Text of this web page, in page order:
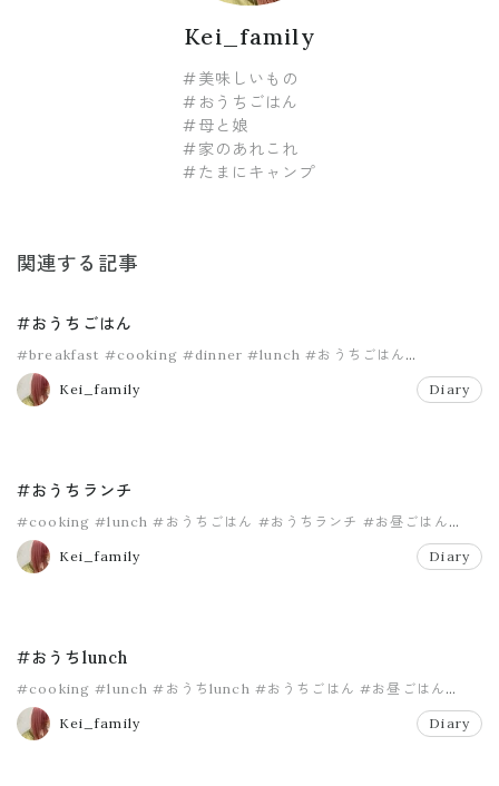
Kei_family
#美味しいもの
#おうちごはん
#母と娘
#家のあれこれ
#たまにキャンプ
関連する記事
#おうちごはん
#breakfast #cooking #dinner #lunch #おうちごはん
#おうちランチ
Kei_family
Diary
#おうちランチ
#cooking #lunch #おうちごはん #おうちランチ #お昼ごはん
#パスタ
Kei_family
Diary
#おうちlunch
#cooking #lunch #おうちlunch #おうちごはん #お昼ごはん
#ランチ
Kei_family
Diary